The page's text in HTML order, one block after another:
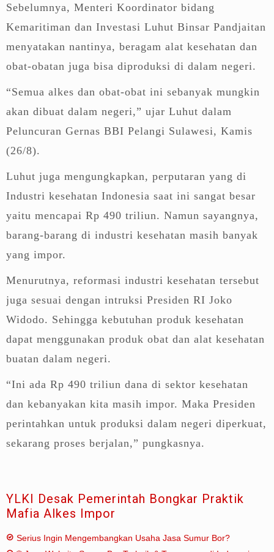
Sebelumnya, Menteri Koordinator bidang
Kemaritiman dan Investasi Luhut Binsar Pandjaitan
menyatakan nantinya, beragam alat kesehatan dan
obat-obatan juga bisa diproduksi di dalam negeri.
“Semua alkes dan obat-obat ini sebanyak mungkin
akan dibuat dalam negeri,” ujar Luhut dalam
Peluncuran Gernas BBI Pelangi Sulawesi, Kamis
(26/8).
Luhut juga mengungkapkan, perputaran yang di
Industri kesehatan Indonesia saat ini sangat besar
yaitu mencapai Rp 490 triliun. Namun sayangnya,
barang-barang di industri kesehatan masih banyak
yang impor.
Menurutnya, reformasi industri kesehatan tersebut
juga sesuai dengan intruksi Presiden RI Joko
Widodo. Sehingga kebutuhan produk kesehatan
dapat menggunakan produk obat dan alat kesehatan
buatan dalam negeri.
“Ini ada Rp 490 triliun dana di sektor kesehatan
dan kebanyakan kita masih impor. Maka Presiden
perintahkan untuk produksi dalam negeri diperkuat,
sekarang proses berjalan,” pungkasnya.
YLKI Desak Pemerintah Bongkar Praktik
Mafia Alkes Impor
Serius Ingin Mengembangkan Usaha Jasa Sumur Bor?